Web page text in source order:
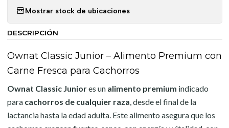
Mostrar stock de ubicaciones
DESCRIPCIÓN
Ownat Classic Junior – Alimento Premium con
Carne Fresca para Cachorros
Ownat Classic Juniores un alimento premium indicado
para cachorros de cualquier raza, desde el final de la
lactancia hasta la edad adulta. Este alimento asegura que los